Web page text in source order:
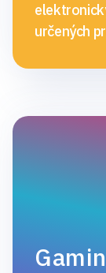
určených